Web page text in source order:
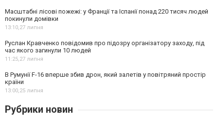
Масштабні лісові пожежі: у Франції та Іспанії понад 220 тисяч людей
покинули домівки
13:10,27 липня
Руслан Кравченко повідомив про підозру організатору заходу, під
час якого загинули 10 людей
11:25,27 липня
В Румунії F-16 вперше збив дрон, який залетів у повітряний простір
країни
13:00,25 липня
Рубрики новин